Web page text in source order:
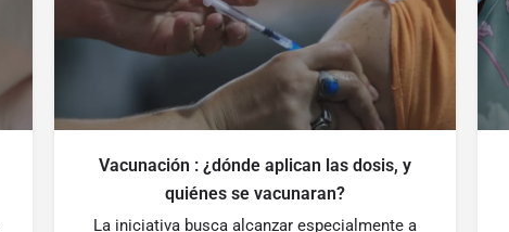
Vacunación : ¿dónde aplican las dosis, y
quiénes se vacunaran?
La iniciativa busca alcanzar especialmente a